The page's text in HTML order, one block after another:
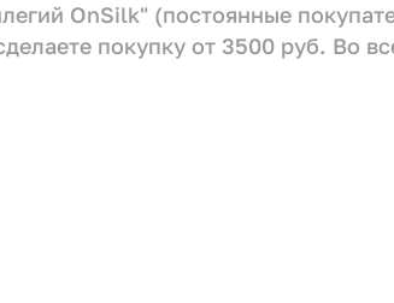
OnSilk" (постоянные
покупку от 3500 руб. Во